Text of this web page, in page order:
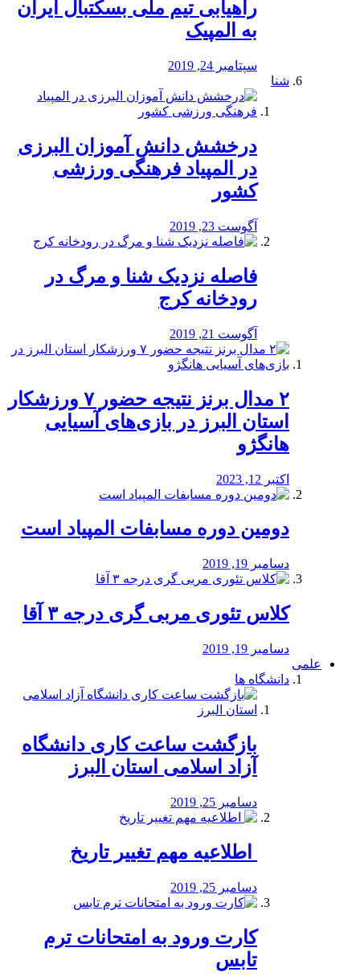
راهیابی تیم ملی بسکتبال ایران
به المپیک
سپتامبر 24, 2019
شنا
درخشش دانش آموزان البرزی
در المپیاد فرهنگی ورزشی
کشور
آگوست 23, 2019
️فاصله نزدیک شنا و مرگ در
رودخانه کرج
آگوست 21, 2019
۲ مدال برنز نتیجه حضور ۷ ورزشکار
استان البرز در بازی‌های آسیایی
هانگژو
اکتبر 12, 2023
دومین دوره مسابفات المپیاد است
دسامبر 19, 2019
کلاس تئوری مربی گری درجه ۳ آقا
دسامبر 19, 2019
علمی
دانشگاه ها
بازگشت ساعت کاری دانشگاه
آزاد اسلامی استان البرز
دسامبر 25, 2019
️ اطلاعیه مهم تغییر تاریخ
دسامبر 25, 2019
کارت ورود به امتحانات ترم
تابس